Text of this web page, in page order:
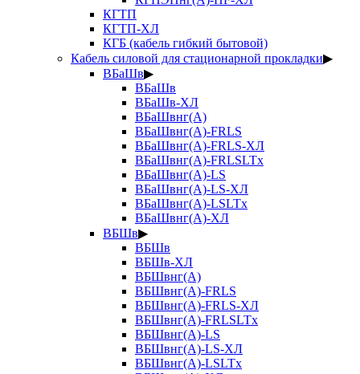
КГТП
КГТП-ХЛ
КГБ (кабель гибкий бытовой)
Кабель силовой для стационарной прокладки▶
ВБаШв▶
ВБаШв
ВБаШв-ХЛ
ВБаШвнг(А)
ВБаШвнг(А)-FRLS
ВБаШвнг(А)-FRLS-ХЛ
ВБаШвнг(А)-FRLSLTx
ВБаШвнг(А)-LS
ВБаШвнг(А)-LS-ХЛ
ВБаШвнг(А)-LSLTx
ВБаШвнг(А)-ХЛ
ВБШв▶
ВБШв
ВБШв-ХЛ
ВБШвнг(А)
ВБШвнг(А)-FRLS
ВБШвнг(А)-FRLS-ХЛ
ВБШвнг(А)-FRLSLTx
ВБШвнг(А)-LS
ВБШвнг(А)-LS-ХЛ
ВБШвнг(А)-LSLTx